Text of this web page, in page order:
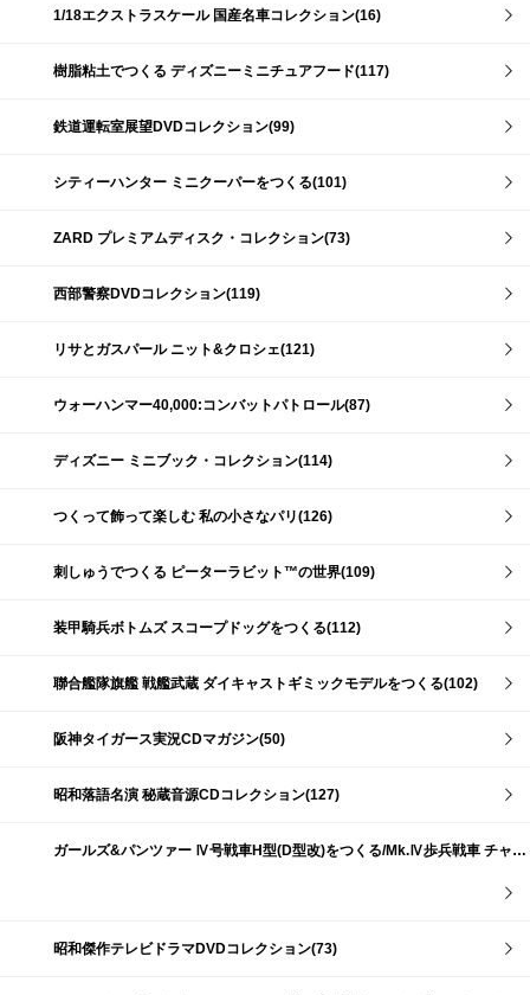
1/18エクストラスケール 国産名車コレクション(16)
樹脂粘土でつくる ディズニーミニチュアフード(117)
鉄道運転室展望DVDコレクション(99)
シティーハンター ミニクーパーをつくる(101)
ZARD プレミアムディスク・コレクション(73)
西部警察DVDコレクション(119)
リサとガスパール ニット&クロシェ(121)
ウォーハンマー40,000:コンバットパトロール(87)
ディズニー ミニブック・コレクション(114)
つくって飾って楽しむ 私の小さなパリ(126)
刺しゅうでつくる ピーターラビット™の世界(109)
装甲騎兵ボトムズ スコープドッグをつくる(112)
聯合艦隊旗艦 戦艦武蔵 ダイキャストギミックモデルをつくる(102)
阪神タイガース実況CDマガジン(50)
昭和落語名演 秘蔵音源CDコレクション(127)
ガールズ&パンツァー Ⅳ号戦車H型(D型改)をつくる/Mk.Ⅳ歩兵戦車 チャーチルMk.Ⅶをつくる(191)
昭和傑作テレビドラマDVDコレクション(73)